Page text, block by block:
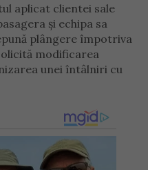
aplicat clientei sale
și echipa sa
plângere împotriva
modificarea
unei întâlniri cu